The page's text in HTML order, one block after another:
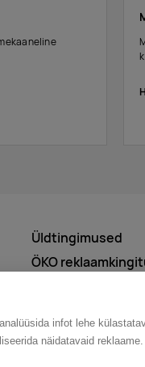
infot lehe
näidatavaid reklaame.
Üldtingimused
ÖKO
õigused on kaitstud.